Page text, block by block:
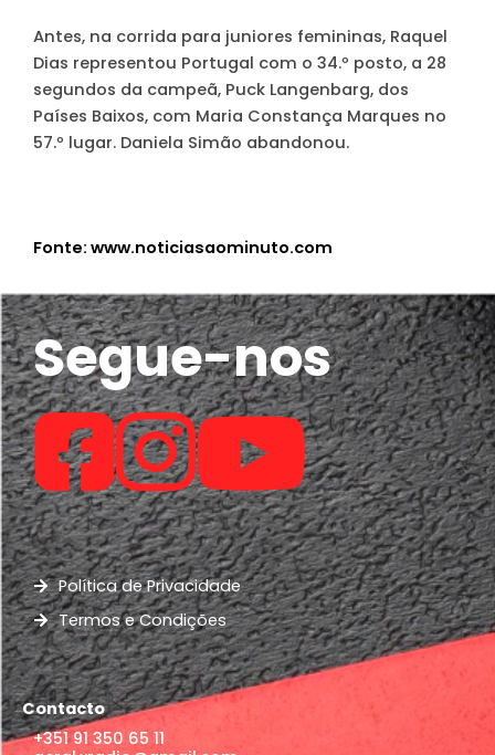
Antes, na corrida para juniores femininas, Raquel
Dias representou Portugal com o 34.º posto, a 28
segundos da campeã, Puck Langenbarg, dos
Países Baixos, com Maria Constança Marques no
57.º lugar. Daniela Simão abandonou.
Fonte: www.noticiasaominuto.com
Segue-nos
Política de Privacidade
Termos e Condições
Contacto
+351 91 350 65 11